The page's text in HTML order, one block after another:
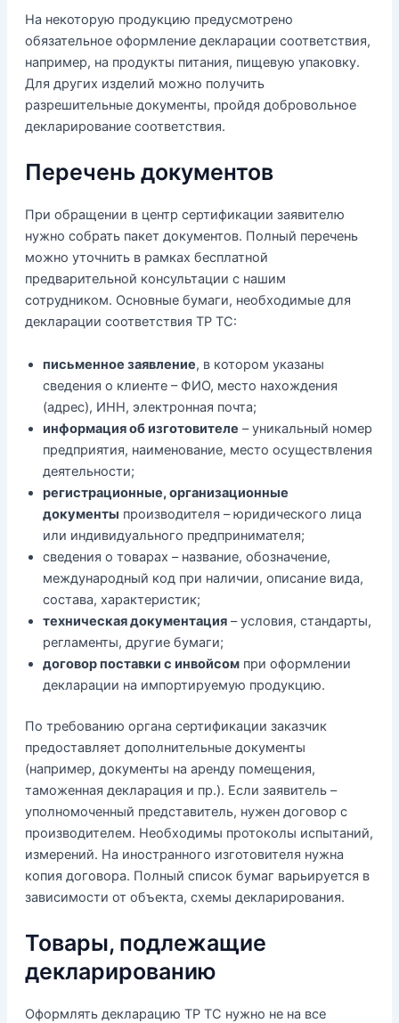
На некоторую продукцию предусмотрено
обязательное оформление декларации соответствия,
например, на продукты питания, пищевую упаковку.
Для других изделий можно получить
разрешительные документы, пройдя добровольное
декларирование соответствия.
Перечень документов
При обращении в центр сертификации заявителю
нужно собрать пакет документов. Полный перечень
можно уточнить в рамках бесплатной
предварительной консультации с нашим
сотрудником. Основные бумаги, необходимые для
декларации соответствия ТР ТС:
письменное заявление, в котором указаны
сведения о клиенте – ФИО, место нахождения
(адрес), ИНН, электронная почта;
информация об изготовителе – уникальный номер
предприятия, наименование, место осуществления
деятельности;
регистрационные, организационные
документы производителя – юридического лица
или индивидуального предпринимателя;
сведения о товарах – название, обозначение,
международный код при наличии, описание вида,
состава, характеристик;
техническая документация– условия, стандарты,
регламенты, другие бумаги;
договор поставки с инвойсомпри оформлении
декларации на импортируемую продукцию.
По требованию органа сертификации заказчик
предоставляет дополнительные документы
(например, документы на аренду помещения,
таможенная декларация и пр.). Если заявитель –
уполномоченный представитель, нужен договор с
производителем. Необходимы протоколы испытаний,
измерений. На иностранного изготовителя нужна
копия договора. Полный список бумаг варьируется в
зависимости от объекта, схемы декларирования.
Товары, подлежащие
декларированию
Оформлять декларацию ТР ТС нужно не на все